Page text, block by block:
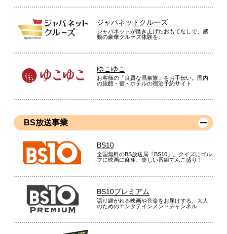
ジャパネットクルーズ
ジャパネットが磨き上げたおもてなしで、感
動の豪華クルーズ体験を。
ゆこゆこ
お客様の『良質な温泉旅』をお手伝い。国内
の旅館・宿・ホテルの宿泊予約サイト
BS放送事業
BS10
全国無料のBS放送局『BS10』。クイズにゴル
フに映画に麻雀、楽しい番組てんこ盛り！
BS10プレミアム
語り継がれる映画や音楽をお届けする、大人
のためのエンタテインメントチャンネル